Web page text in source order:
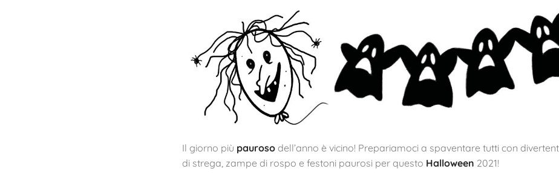
Il giorno più paurosodell’anno è vicino! Prepariamoci a spaventare tutti con
di strega, zampe di rospo e festoni paurosi per questo Halloween 2021!